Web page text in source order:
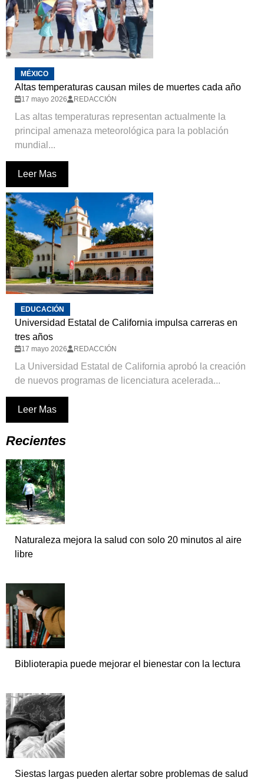
MÉXICO
Altas temperaturas causan miles de muertes cada año
17 mayo 2026 REDACCIÓN
Las altas temperaturas representan actualmente la
principal amenaza meteorológica para la población
mundial...
Leer Mas
EDUCACIÓN
Universidad Estatal de California impulsa carreras en
tres años
17 mayo 2026 REDACCIÓN
La Universidad Estatal de California aprobó la creación
de nuevos programas de licenciatura acelerada...
Leer Mas
Recientes
Naturaleza mejora la salud con solo 20 minutos al aire
libre
Biblioterapia puede mejorar el bienestar con la lectura
Siestas largas pueden alertar sobre problemas de salud